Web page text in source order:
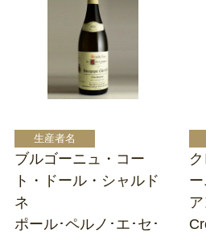
ブルゴーニュ・コー
ト・ドール・シャルド
ネ
ポール･ペルノ･エ･セ･
ー